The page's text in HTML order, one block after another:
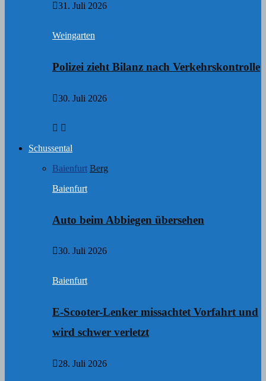
31. Juli 2026
Weingarten
Polizei zieht Bilanz nach Verkehrskontrolle
30. Juli 2026
Schussental
Baienfurt Berg
Baienfurt
Auto beim Abbiegen übersehen
30. Juli 2026
Baienfurt
E-Scooter-Lenker missachtet Vorfahrt und
wird schwer verletzt
28. Juli 2026